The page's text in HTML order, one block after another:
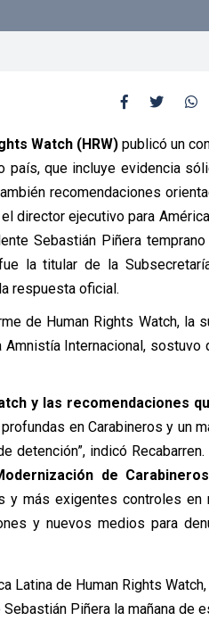
Watch (HRW)publicó un
país, que incluye evidencia
recomendaciones
director ejecutivo para
Sebastián Piñera
la titular de la
respuesta oficial.
de Human Rights Watch, la
Internacional, sostuvo
y las recomendaciones
en Carabineros y un
indicó
de Carabineros
y más exigentes controles en
y nuevos medios para